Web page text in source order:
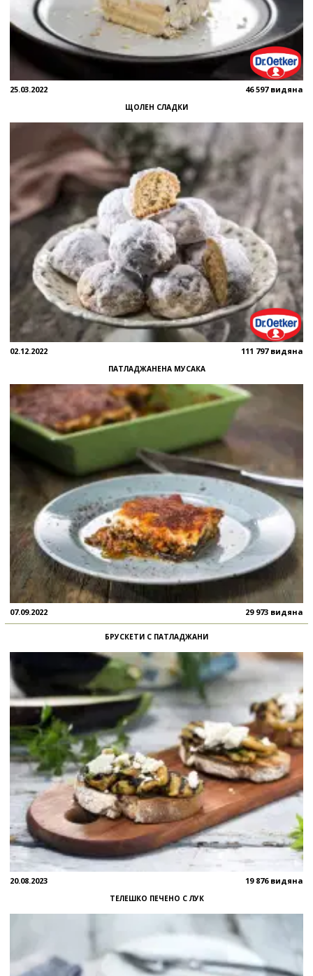
25.03.2022 46 597 видяна
ЩОЛЕН СЛАДКИ
02.12.2022 111 797 видяна
ПАТЛАДЖАНЕНА МУСАКА
07.09.2022 29 973 видяна
БРУСКЕТИ С ПАТЛАДЖАНИ
20.08.2023 19 876 видяна
ТЕЛЕШКО ПЕЧЕНО С ЛУК